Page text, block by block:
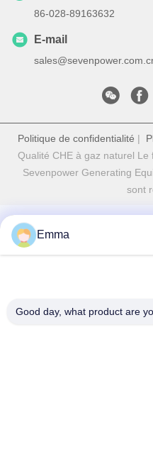
86-028-89163632
E-mail
Politique de confidentialité |
Qualité CHE à gaz naturel
Sevenpower Generating
sont
Emma
Good day, what product are